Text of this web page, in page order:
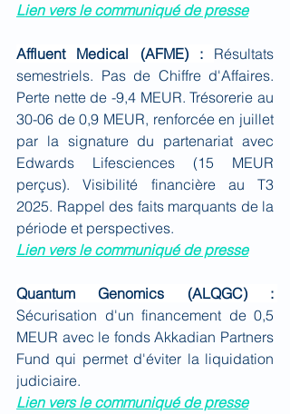
Lien vers le communiqué de presse
Affluent Medical (AFME) : Résultats
semestriels. Pas de Chiffre d'Affaires.
Perte nette de -9,4 MEUR. Trésorerie au
30-06 de 0,9 MEUR, renforcée en juillet
par la signature du partenariat avec
Edwards Lifesciences (15 MEUR
perçus). Visibilité financière au T3
2025. Rappel des faits marquants de la
période et perspectives.
Lien vers le communiqué de presse
Sécurisation d'un financement de 0,5
MEUR avec le fonds Akkadian Partners
Fund qui permet d'éviter la liquidation
judiciaire.
Lien vers le communiqué de presse